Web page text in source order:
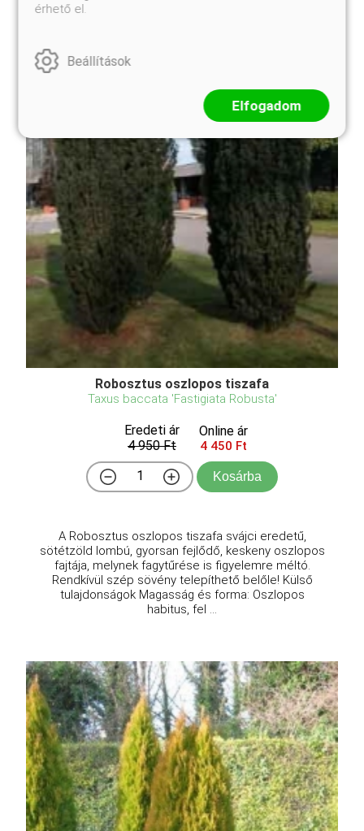
Robosztus oszlopos tiszafa
Taxus baccata 'Fastigiata Robusta'
Eredeti ár
4 950 Ft
Online ár
4 450 Ft
Kosárba
A Robosztus oszlopos tiszafa svájci eredetű,
sötétzöld lombú, gyorsan fejlődő, keskeny oszlopos
fajtája, melynek fagytűrése is figyelemre méltó.
Rendkívül szép sövény telepíthető belőle! Külső
tulajdonságok Magasság és forma: Oszlopos
habitus, fel ...
érhető el.
Beállítások
Elfogadom